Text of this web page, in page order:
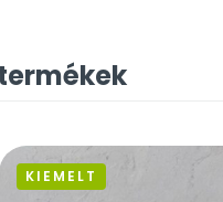
KIEMELT